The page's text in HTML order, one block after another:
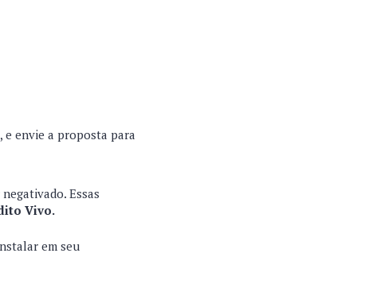
e envie a proposta para
Essas
Vivo.
em seu